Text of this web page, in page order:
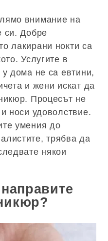
внимание на
си. Добре
лакирани нокти са
Услугите в
дома не са евтини,
и жени искат да
Процесът не
носи удоволствие.
умения до
трябва да
някои